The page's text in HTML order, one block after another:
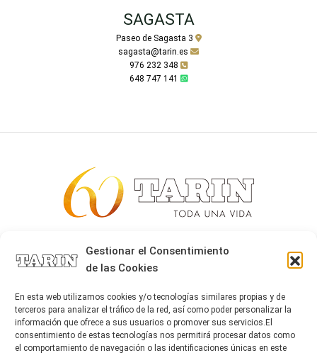
Gestionar el Consentimiento
de las Cookies
En esta web utilizamos cookies y/o tecnologías similares propias y de
terceros para analizar el tráfico de la red, así como poder personalizar la
información que ofrece a sus usuarios o promover sus servicios.El
consentimiento de estas tecnologías nos permitirá procesar datos como
el comportamiento de navegación o las identificaciones únicas en este
SAGASTA
Paseo de Sagasta 3
sagasta@tarin.es
976 232 348
648 747 141
Alta joyería desde 1963
Tarín Magazine
Contacto